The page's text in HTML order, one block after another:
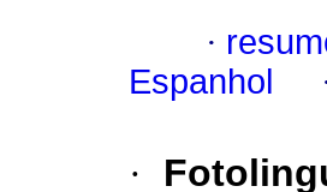
·
Espanhol
·